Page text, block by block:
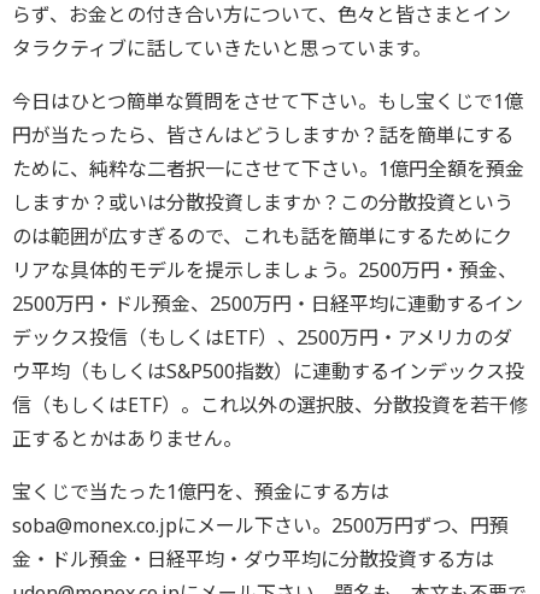
らず、お金との付き合い方について、色々と皆さまとイン
タラクティブに話していきたいと思っています。
今日はひとつ簡単な質問をさせて下さい。もし宝くじで1億
円が当たったら、皆さんはどうしますか？話を簡単にする
ために、純粋な二者択一にさせて下さい。1億円全額を預金
しますか？或いは分散投資しますか？この分散投資という
のは範囲が広すぎるので、これも話を簡単にするためにク
リアな具体的モデルを提示しましょう。2500万円・預金、
2500万円・ドル預金、2500万円・日経平均に連動するイン
デックス投信（もしくはETF）、2500万円・アメリカのダ
ウ平均（もしくはS&P500指数）に連動するインデックス投
信（もしくはETF）。これ以外の選択肢、分散投資を若干修
正するとかはありません。
宝くじで当たった1億円を、預金にする方は
soba@monex.co.jpにメール下さい。2500万円ずつ、円預
金・ドル預金・日経平均・ダウ平均に分散投資する方は